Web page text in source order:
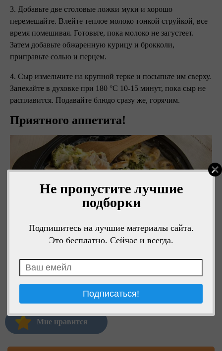
Не пропустите лучшие
подборки
Подпишитесь на лучшие материалы сайта.
Это бесплатно. Сейчас и всегда.
3. Добавьте две столовые ложки муки и хорошо
перемешайте. Влейте теплое молоко тонкой струйкой, все
время помешивая. Готовьте, пока молоко не загустеет.
Затем добавьте обжаренную курицу и брокколи,
приправьте солью и перцем.
4. Сыр измельчите на крупной терке и посыпьте им сверху.
Запекайте в духовке при 180 °С 10-15 минут, пока сыр не
расплавится. Подавайте блюдо сразу же, горячим.
Приятного аппетита!
Мне нравится